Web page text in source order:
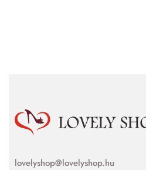
lovelyshop@lovelyshop.hu